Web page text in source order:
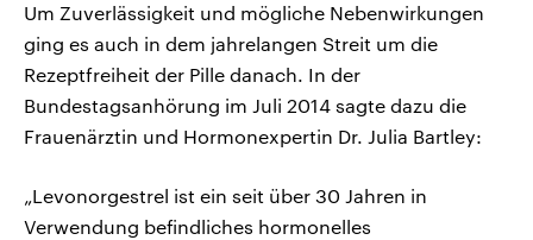
Um Zuverlässigkeit und mögliche Nebenwirkungen
ging es auch in dem jahrelangen Streit um die
Rezeptfreiheit der Pille danach. In der
Bundestagsanhörung im Juli 2014 sagte dazu die
Frauenärztin und Hormonexpertin Dr. Julia Bartley:
„Levonorgestrel ist ein seit über 30 Jahren in
Verwendung befindliches hormonelles